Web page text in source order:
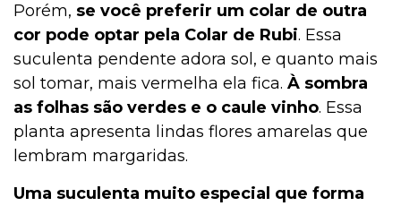
Porém, se você preferir um colar de outra
cor pode optar pela Colar de Rubi. Essa
suculenta pendente adora sol, e quanto mais
sol tomar, mais vermelha ela fica. À sombra
as folhas são verdes e o caule vinho. Essa
planta apresenta lindas flores amarelas que
lembram margaridas.
Uma suculenta muito especial que forma